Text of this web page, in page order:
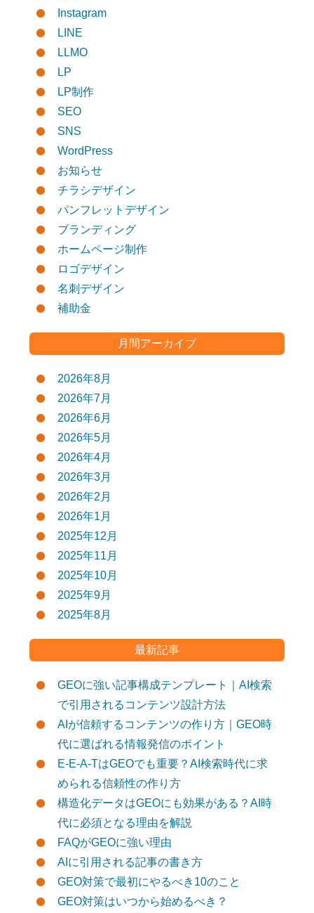
Instagram
LINE
LLMO
LP
LP制作
SEO
SNS
WordPress
お知らせ
チラシデザイン
パンフレットデザイン
ブランディング
ホームページ制作
ロゴデザイン
名刺デザイン
補助金
月間アーカイブ
2026年8月
2026年7月
2026年6月
2026年5月
2026年4月
2026年3月
2026年2月
2026年1月
2025年12月
2025年11月
2025年10月
2025年9月
2025年8月
最新記事
GEOに強い記事構成テンプレート｜AI検索
で引用されるコンテンツ設計方法
AIが信頼するコンテンツの作り方｜GEO時
代に選ばれる情報発信のポイント
E-E-A-TはGEOでも重要？AI検索時代に求
められる信頼性の作り方
構造化データはGEOにも効果がある？AI時
代に必須となる理由を解説
FAQがGEOに強い理由
AIに引用される記事の書き方
GEO対策で最初にやるべき10のこと
GEO対策はいつから始めるべき？